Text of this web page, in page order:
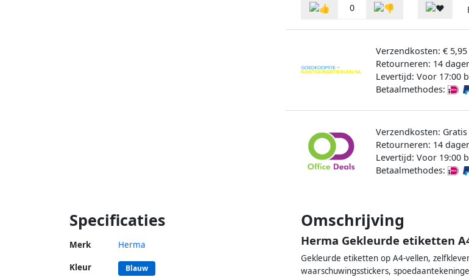
0
Verzendkosten: € 5,95
Retourneren: 14
Levertijd: Voor 17:00
Betaalmethodes:
Verzendkosten: Gratis
Retourneren: 14
Levertijd: Voor 19:00
Betaalmethodes:
Specificaties
Merk Herma
Kleur Blauw
Omschrijving
Herma Gekleurde etiketten
Gekleurde etiketten op A4-vellen,
waarschuwingsstickers,